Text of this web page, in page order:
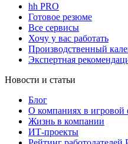
hh PRO
Готовое резюме
Все сервисы
Хочу у вас работать
Производственный
Экспертная
Новости и статьи
Блог
О компаниях в игровой
Жизнь в компании
ИТ-проекты